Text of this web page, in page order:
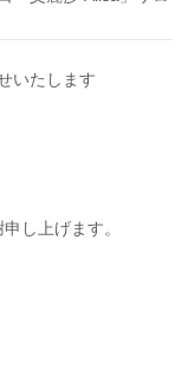
いたします
し上げます。